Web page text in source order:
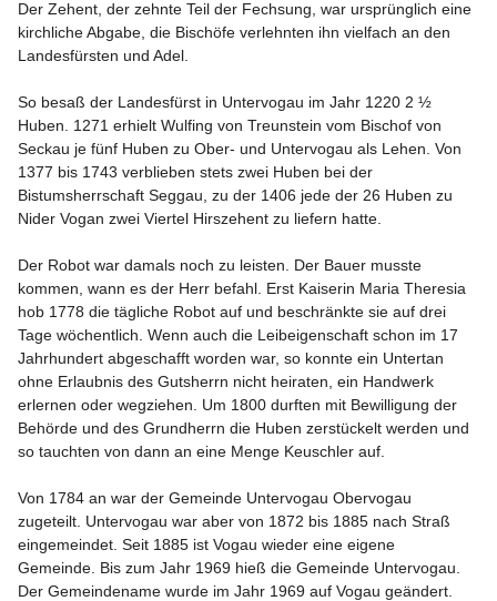
Der Zehent, der zehnte Teil der Fechsung, war ursprünglich eine
kirchliche Abgabe, die Bischöfe verlehnten ihn vielfach an den
Landesfürsten und Adel.
So besaß der Landesfürst in Untervogau im Jahr 1220 2 ½
Huben. 1271 erhielt Wulfing von Treunstein vom Bischof von
Seckau je fünf Huben zu Ober- und Untervogau als Lehen. Von
1377 bis 1743 verblieben stets zwei Huben bei der
Bistumsherrschaft Seggau, zu der 1406 jede der 26 Huben zu
Nider Vogan zwei Viertel Hirszehent zu liefern hatte.
Der Robot war damals noch zu leisten. Der Bauer musste
kommen, wann es der Herr befahl. Erst Kaiserin Maria Theresia
hob 1778 die tägliche Robot auf und beschränkte sie auf drei
Tage wöchentlich. Wenn auch die Leibeigenschaft schon im 17
Jahrhundert abgeschafft worden war, so konnte ein Untertan
ohne Erlaubnis des Gutsherrn nicht heiraten, ein Handwerk
erlernen oder wegziehen. Um 1800 durften mit Bewilligung der
Behörde und des Grundherrn die Huben zerstückelt werden und
so tauchten von dann an eine Menge Keuschler auf.
Von 1784 an war der Gemeinde Untervogau Obervogau
zugeteilt. Untervogau war aber von 1872 bis 1885 nach Straß
eingemeindet. Seit 1885 ist Vogau wieder eine eigene
Gemeinde. Bis zum Jahr 1969 hieß die Gemeinde Untervogau.
Der Gemeindename wurde im Jahr 1969 auf Vogau geändert.